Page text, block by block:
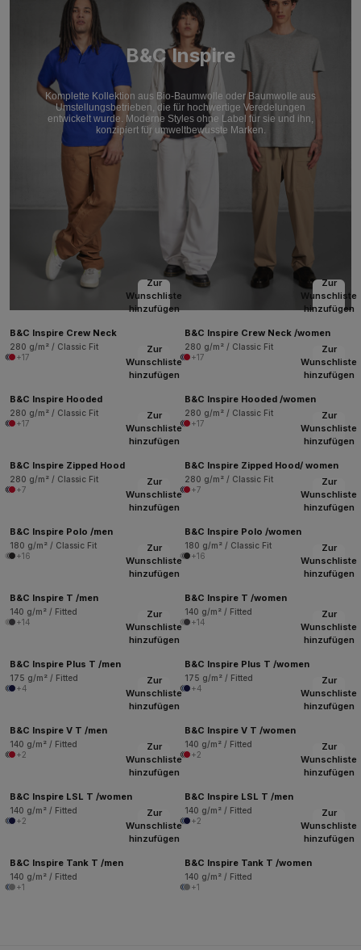
B&C Inspire
Komplette Kollektion aus Bio-Baumwolle oder Baumwolle aus
Umstellungsbetrieben, die für hochwertige Veredelungen
entwickelt wurde. Moderne Styles ohne Label für sie und ihn,
konzipiert für umweltbewusste Marken.
Zur
Wunschliste
hinzufügen
B&C Inspire Crew Neck
280 g/m² / Classic Fit
+17
Zur
Wunschliste
hinzufügen
B&C Inspire Crew Neck /women
280 g/m² / Classic Fit
+17
Zur
Wunschliste
hinzufügen
B&C Inspire Hooded
280 g/m² / Classic Fit
+17
Zur
Wunschliste
hinzufügen
B&C Inspire Hooded /women
280 g/m² / Classic Fit
+17
Zur
Wunschliste
hinzufügen
B&C Inspire Zipped Hood
280 g/m² / Classic Fit
+7
Zur
Wunschliste
hinzufügen
B&C Inspire Zipped Hood/ women
280 g/m² / Classic Fit
+7
Zur
Wunschliste
hinzufügen
B&C Inspire Polo /men
180 g/m² / Classic Fit
+16
Zur
Wunschliste
hinzufügen
B&C Inspire Polo /women
180 g/m² / Classic Fit
+16
Zur
Wunschliste
hinzufügen
B&C Inspire T /men
140 g/m² / Fitted
+14
Zur
Wunschliste
hinzufügen
B&C Inspire T /women
140 g/m² / Fitted
+14
Zur
Wunschliste
hinzufügen
B&C Inspire Plus T /men
175 g/m² / Fitted
+4
Zur
Wunschliste
hinzufügen
B&C Inspire Plus T /women
175 g/m² / Fitted
+4
Zur
Wunschliste
hinzufügen
B&C Inspire V T /men
140 g/m² / Fitted
+2
Zur
Wunschliste
hinzufügen
B&C Inspire V T /women
140 g/m² / Fitted
+2
Zur
Wunschliste
hinzufügen
B&C Inspire LSL T /women
140 g/m² / Fitted
+2
Zur
Wunschliste
hinzufügen
B&C Inspire LSL T /men
140 g/m² / Fitted
+2
Zur
Wunschliste
hinzufügen
B&C Inspire Tank T /men
140 g/m² / Fitted
+1
Zur
Wunschliste
hinzufügen
B&C Inspire Tank T /women
140 g/m² / Fitted
+1